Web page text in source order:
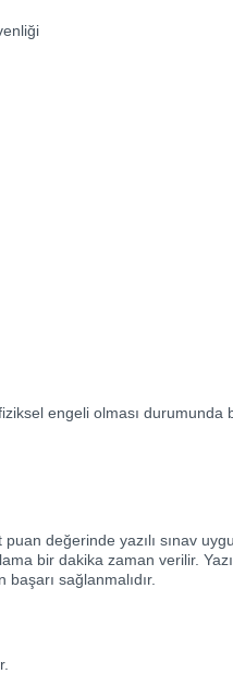
engeli olması durumunda
değerinde yazılı sınav
bir dakika zaman verilir.
sağlanmalıdır.